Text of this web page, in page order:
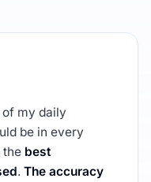
my daily
be in every
the best
. The accuracy